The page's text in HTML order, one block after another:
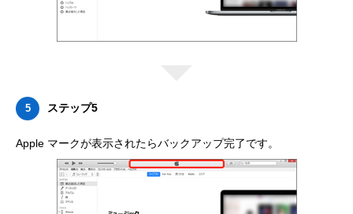
5 ステップ5
Apple マークが表示されたらバックアップ完了です。